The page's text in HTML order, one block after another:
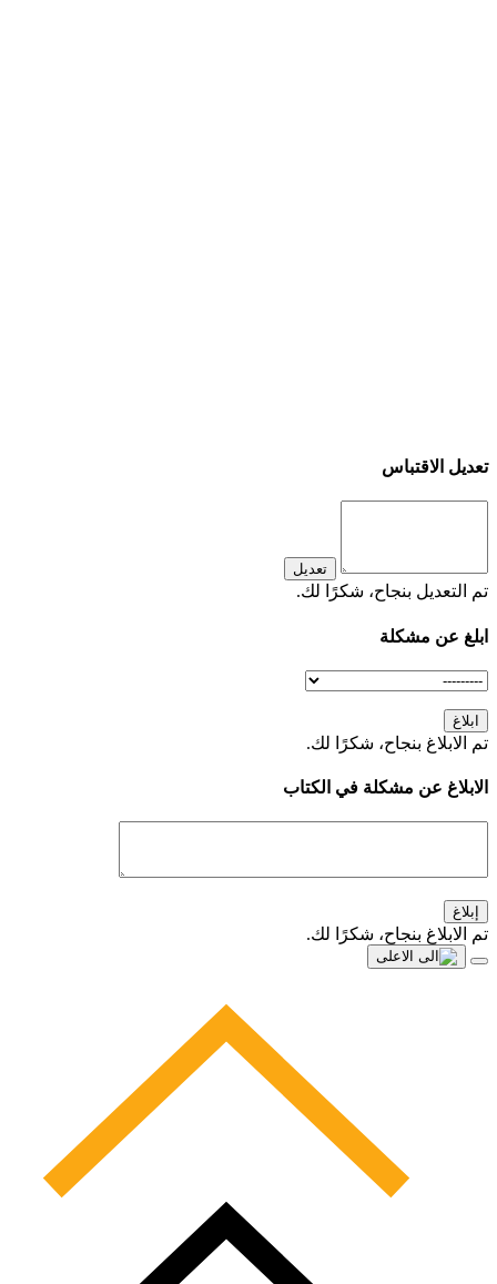
تعديل الاقتباس
تعديل
تم التعديل بنجاح، شكرًا لك.
ابلغ عن مشكلة
ابلاغ
تم الابلاغ بنجاح، شكرًا لك.
الابلاغ عن مشكلة في الكتاب
إبلاغ
تم الابلاغ بنجاح، شكرًا لك.